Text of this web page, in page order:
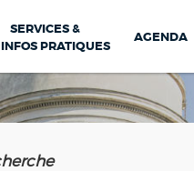
SERVICES &
INFOS PRATIQUES
AGENDA